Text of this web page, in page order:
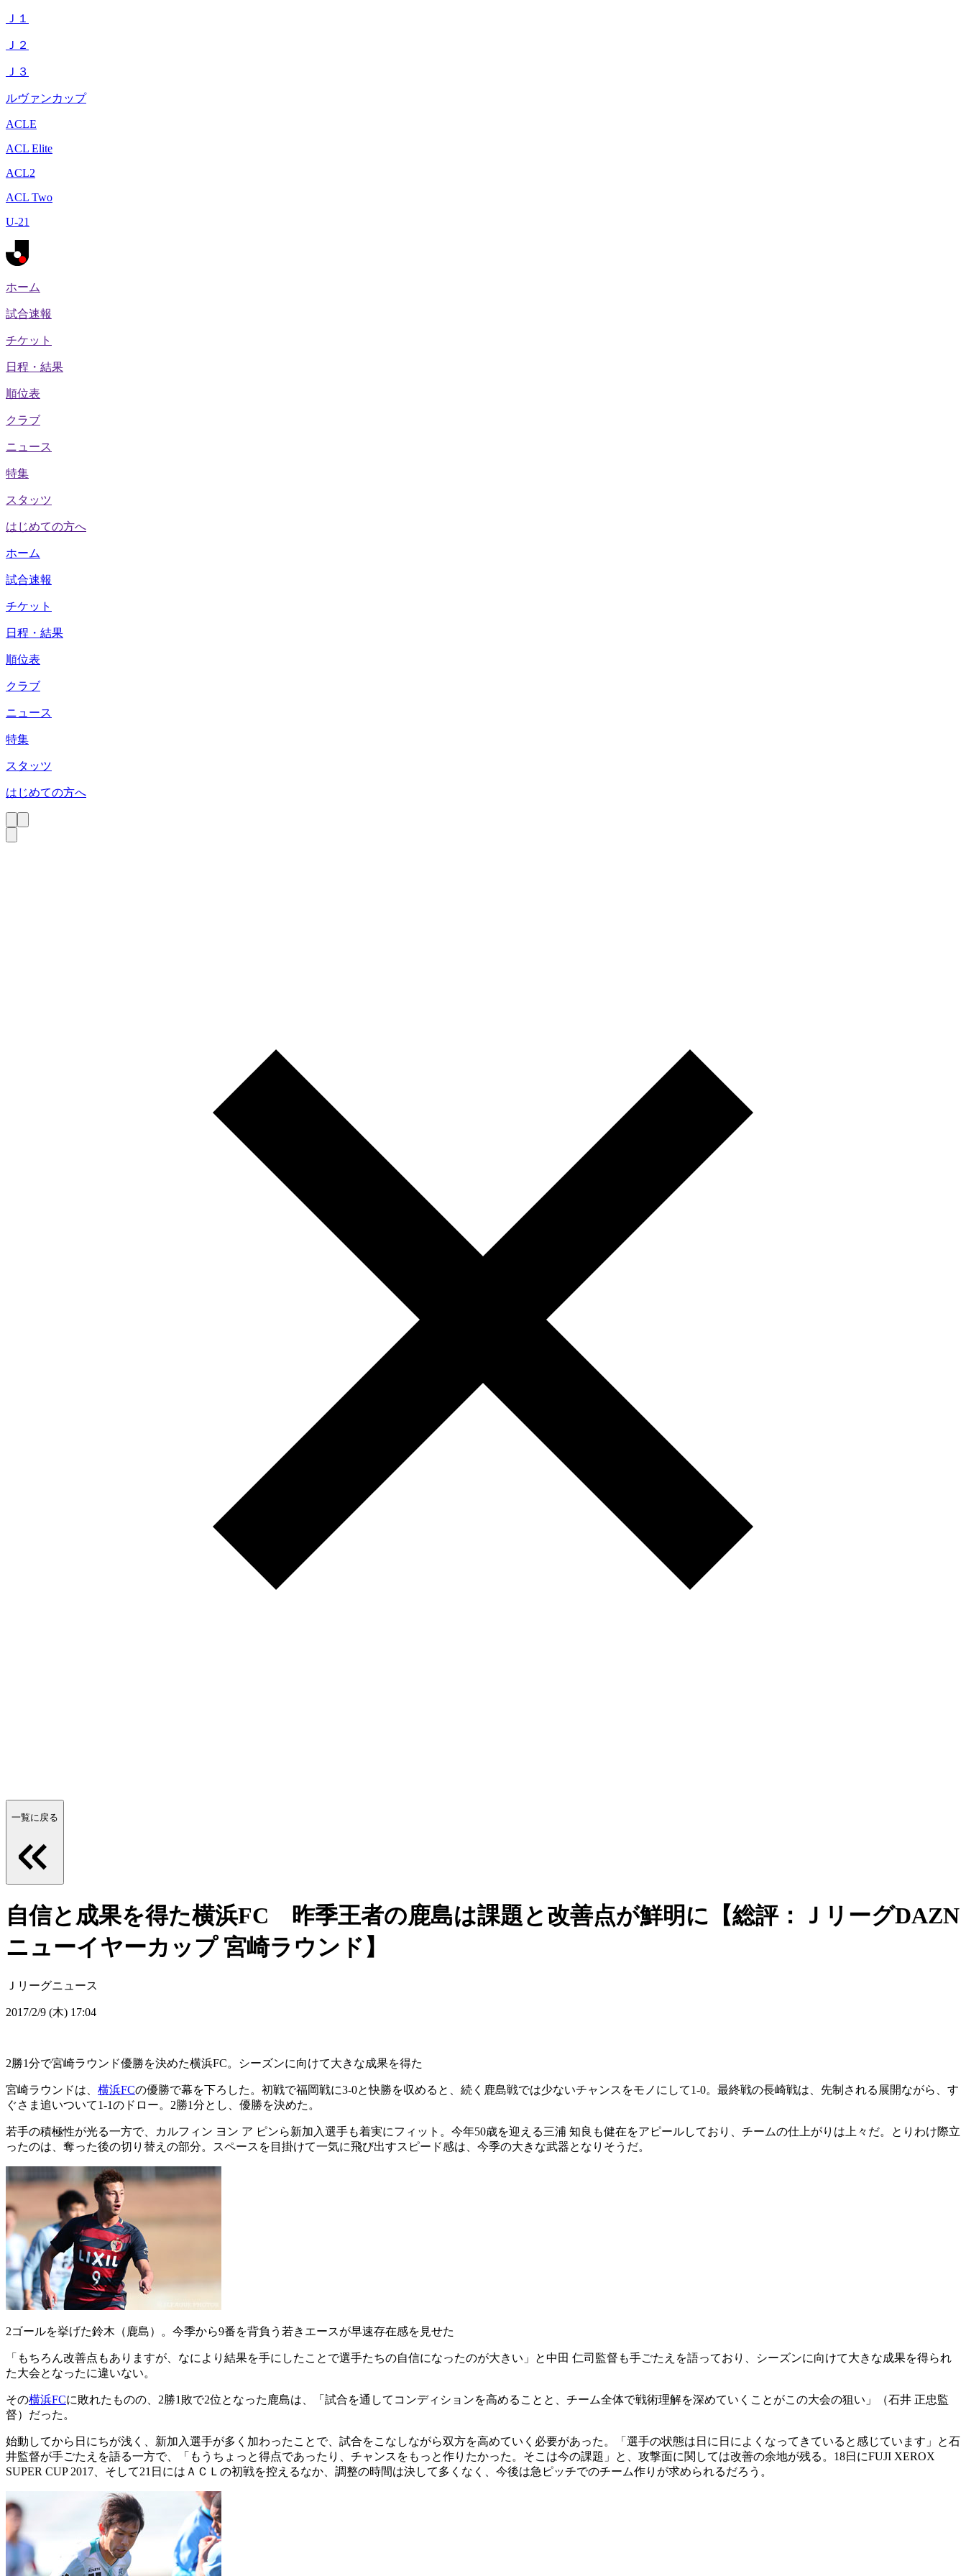
Ｊ１
Ｊ２
Ｊ３
ルヴァンカップ
ACLE
ACL Elite
ACL2
ACL Two
U-21
ホーム
試合速報
チケット
日程・結果
順位表
クラブ
ニュース
特集
スタッツ
はじめての方へ
ホーム
試合速報
チケット
日程・結果
順位表
クラブ
ニュース
特集
スタッツ
はじめての方へ
一覧に戻る
自信と成果を得た横浜FC 昨季王者の鹿島は課題と改善点が鮮明に【総評：ＪリーグDAZN
ニューイヤーカップ 宮崎ラウンド】
Ｊリーグニュース
2017/2/9 (木) 17:04
2勝1分で宮崎ラウンド優勝を決めた横浜FC。シーズンに向けて大きな成果を得た
宮崎ラウンドは、 横浜FCの優勝で幕を下ろした。初戦で福岡戦に3-0と快勝を収めると、続く鹿島戦では少ないチャンスをモノにして1-0。最終戦の長崎戦は、先制される展開ながら、す
ぐさま追いついて1-1のドロー。2勝1分とし、優勝を決めた。
若手の積極性が光る一方で、カルフィン ヨン ア ピンら新加入選手も着実にフィット。今年50歳を迎える三浦 知良も健在をアピールしており、チームの仕上がりは上々だ。とりわけ際立
ったのは、奪った後の切り替えの部分。スペースを目掛けて一気に飛び出すスピード感は、今季の大きな武器となりそうだ。
2ゴールを挙げた鈴木（鹿島）。今季から9番を背負う若きエースが早速存在感を見せた
「もちろん改善点もありますが、なにより結果を手にしたことで選手たちの自信になったのが大きい」と中田 仁司監督も手ごたえを語っており、シーズンに向けて大きな成果を得られ
た大会となったに違いない。
その横浜FCに敗れたものの、2勝1敗で2位となった鹿島は、「試合を通してコンディションを高めることと、チーム全体で戦術理解を深めていくことがこの大会の狙い」（石井 正忠監
督）だった。
始動してから日にちが浅く、新加入選手が多く加わったことで、試合をこなしながら双方を高めていく必要があった。「選手の状態は日に日によくなってきていると感じています」と石
井監督が手ごたえを語る一方で、「もうちょっと得点であったり、チャンスをもっと作りたかった。そこは今の課題」と、攻撃面に関しては改善の余地が残る。18日にFUJI XEROX
SUPER CUP 2017、そして21日にはＡＣＬの初戦を控えるなか、調整の時間は決して多くなく、今後は急ピッチでのチーム作りが求められるだろう。